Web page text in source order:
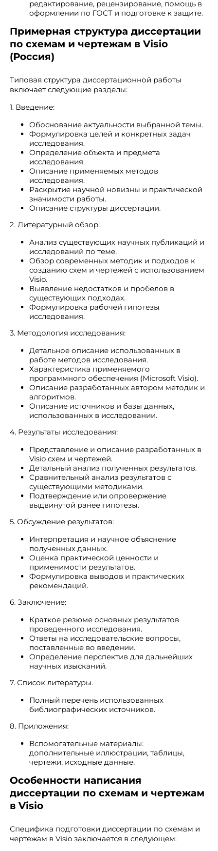
редактирование, рецензирование, помощь в
оформлении по ГОСТ и подготовке к защите.
Примерная структура диссертации
по схемам и чертежам в Visio
(Россия)
Типовая структура диссертационной работы
включает следующие разделы:
1. Введение:
Обоснование актуальности выбранной темы.
Формулировка целей и конкретных задач
исследования.
Определение объекта и предмета
исследования.
Описание применяемых методов
исследования.
Раскрытие научной новизны и практической
значимости работы.
Описание структуры диссертации.
2. Литературный обзор:
Анализ существующих научных публикаций и
исследований по теме.
Обзор современных методик и подходов к
созданию схем и чертежей с использованием
Visio.
Выявление недостатков и пробелов в
существующих подходах.
Формулировка рабочей гипотезы
исследования.
3. Методология исследования:
Детальное описание использованных в
работе методов исследования.
Характеристика применяемого
программного обеспечения (Microsoft Visio).
Описание разработанных автором методик и
алгоритмов.
Описание источников и базы данных,
использованных в исследовании.
4. Результаты исследования:
Представление и описание разработанных в
Visio схем и чертежей.
Детальный анализ полученных результатов.
Сравнительный анализ результатов с
существующими методиками.
Подтверждение или опровержение
выдвинутой ранее гипотезы.
5. Обсуждение результатов:
Интерпретация и научное объяснение
полученных данных.
Оценка практической ценности и
применимости результатов.
Формулировка выводов и практических
рекомендаций.
6. Заключение:
Краткое резюме основных результатов
проведенного исследования.
Ответы на исследовательские вопросы,
поставленные во введении.
Определение перспектив для дальнейших
научных изысканий.
7. Список литературы.
Полный перечень использованных
библиографических источников.
8. Приложения:
Вспомогательные материалы:
дополнительные иллюстрации, таблицы,
чертежи, исходные данные.
Особенности написания
диссертации по схемам и чертежам
в Visio
Специфика подготовки диссертации по схемам и
чертежам в Visio заключается в следующем: